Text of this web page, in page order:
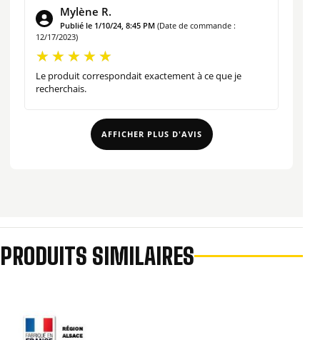
Mylène R.
Publié le 1/10/24, 8:45 PM (Date de commande :
12/17/2023)
Le produit correspondait exactement à ce que je
recherchais.
AFFICHER PLUS D'AVIS
PRODUITS SIMILAIRES